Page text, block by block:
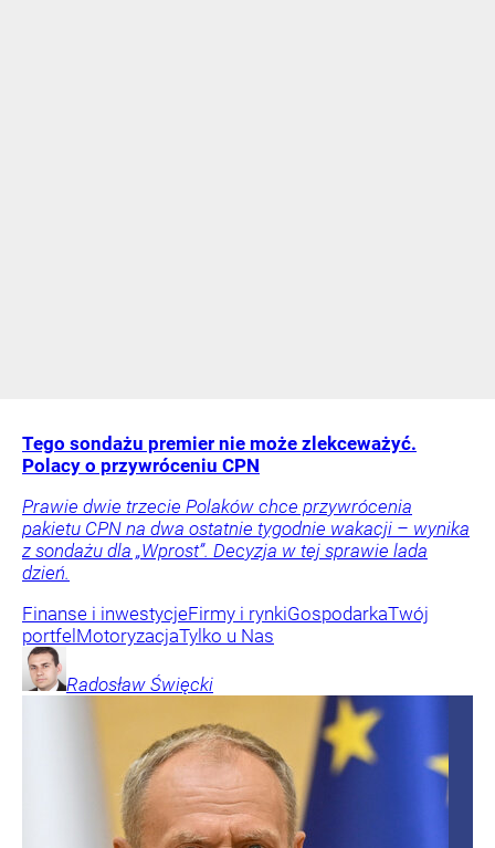
Tego sondażu premier nie może zlekceważyć.
Polacy o przywróceniu CPN
Prawie dwie trzecie Polaków chce przywrócenia
pakietu CPN na dwa ostatnie tygodnie wakacji – wynika
z sondażu dla „Wprost”. Decyzja w tej sprawie lada
dzień.
Finanse i inwestycjeFirmy i rynkiGospodarkaTwój
portfel MotoryzacjaTylko u Nas
Radosław Święcki